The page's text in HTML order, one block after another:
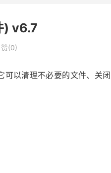
) v6.7
赞(0)
可以清理不必要的文件、关闭